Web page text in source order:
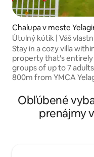
Chalupa v meste
Útulný kútik | Váš
rozlohou 0,5 akra | Wi-
Stay in a cozy villa
property that's
groups of up to 7 adults. Serene location
800m from YMCA
lush green lawns,
protection in outdoor
views over the hills -
Obľúbené
prenájmy